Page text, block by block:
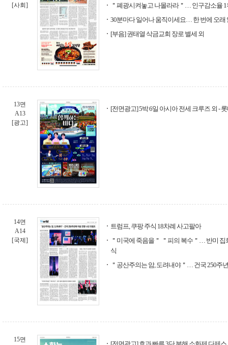
[사회]
＂폐광시켜놓고 나몰라라＂… 인구감소율
30분마다 일어나 움직이세요… 한 번에 오래
[부음] 권태열 삭금교회 장로 별세 외
13면
A13
[광고]
[전면광고] 5박 6일 아시아 전세 크루즈 외 -
14면
A14
[국제]
트럼프, 쿠팡 주식 18차례 사고팔아
＂미국에 죽음을＂ ＂피의 복수＂… 반미 집
식
＂공산주의는 암, 도려내야＂… 건국 250주
15면